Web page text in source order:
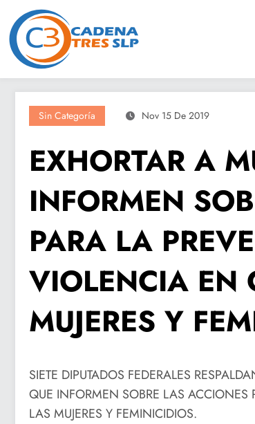
contenido
Sin Categoría Nov 15 De 2019
EXHORTAR A
INFORMEN
PARA LA
VIOLENCIA EN
MUJERES Y
SIETE DIPUTADOS FEDERALES
QUE INFORMEN SOBRE LAS
LAS MUJERES Y FEMINICIDIOS.